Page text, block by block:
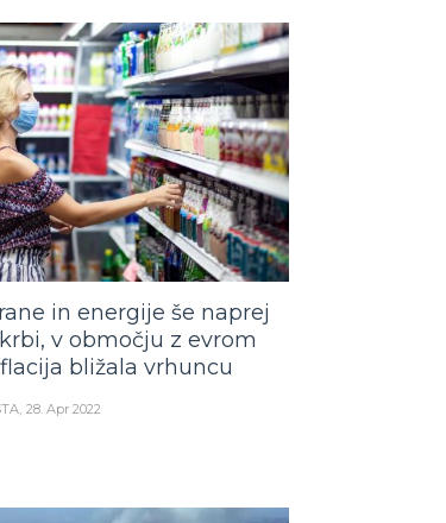
in energije še naprej
v območju z evrom
bližala vrhuncu
28. Apr 2022